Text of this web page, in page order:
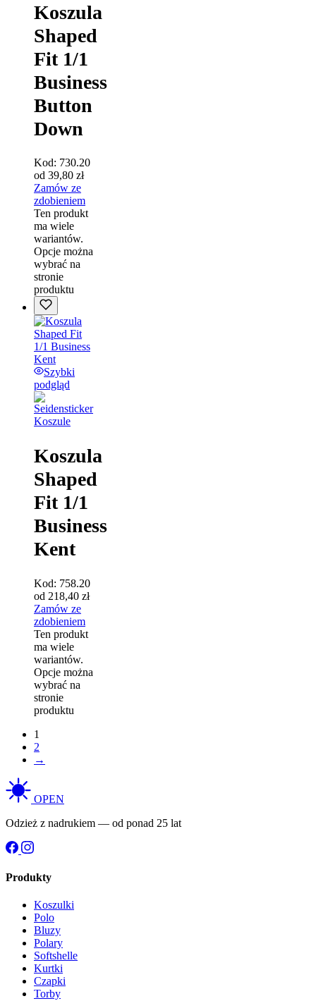
Koszula
Shaped
Fit 1/1
Business
Button
Down
Kod: 730.20
od 39,80 zł
Zamów ze
zdobieniem
Ten produkt
ma wiele
wariantów.
Opcje można
wybrać na
stronie
produktu
Szybki
podgląd
Koszule
Koszula
Shaped
Fit 1/1
Business
Kent
Kod: 758.20
od 218,40 zł
Zamów ze
zdobieniem
Ten produkt
ma wiele
wariantów.
Opcje można
wybrać na
stronie
produktu
1
2
→
OPEN
Odzież z nadrukiem — od ponad 25 lat
Produkty
Koszulki
Polo
Bluzy
Polary
Softshelle
Kurtki
Czapki
Torby